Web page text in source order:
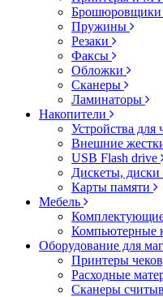
Брошюровщики
Пружины
Резаки
Факсы
Обложки
Сканеры
Ламинаторы
Накопители
Устройства для
Внешние
USB Flash drive
Дискеты, диски
Карты памяти
Мебель
Компьютерные
Оборудование для
Принтеры
Расходные
Сканеры